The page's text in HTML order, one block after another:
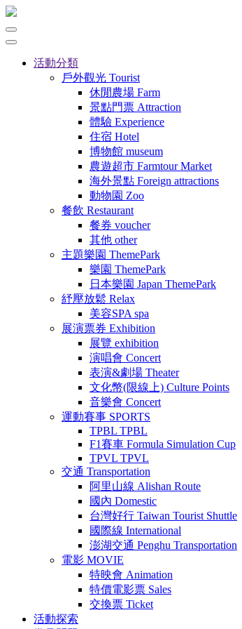
活動分類
戶外觀光 Tourist
休閒農場 Farm
景點門票 Attraction
體驗 Experience
住宿 Hotel
博物館 museum
農遊超市 Farmtour Market
海外景點 Foreign attractions
動物園 Zoo
餐飲 Restaurant
餐券 voucher
其他 other
主題樂園 ThemePark
樂園 ThemePark
日本樂園 Japan ThemePark
紓壓放鬆 Relax
美容SPA spa
展演票券 Exhibition
展覽 exhibition
演唱會 Concert
表演&劇場 Theater
文化幣(限線上) Culture Points
音樂會 Concert
運動賽事 SPORTS
TPBL TPBL
F1賽車 Formula Simulation Cup
TPVL TPVL
交通 Transportation
阿里山線 Alishan Route
國內 Domestic
台灣好行 Taiwan Tourist Shuttle
國際線 International
澎湖交通 Penghu Transportation
電影 MOVIE
特映會 Animation
特價電影票 Sales
交換票 Ticket
活動探索